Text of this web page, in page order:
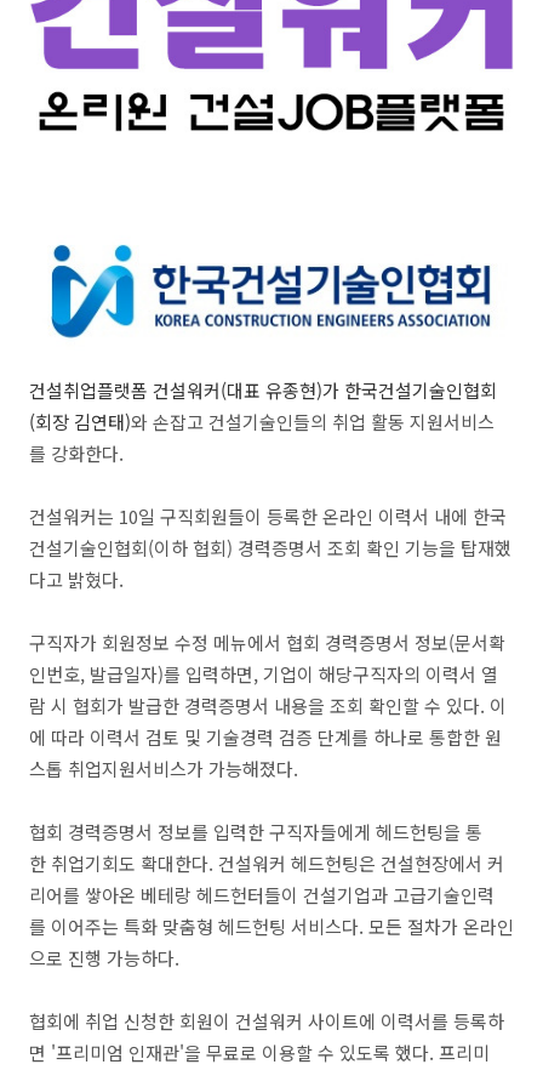
건설취업플랫폼 건설워커(대표 유종현)가 한국건설기술인협회
(회장 김연태)와 손잡고 건설기술인들의 취업 활동 지원서비스
를 강화한다.
건설워커는 10일 구직회원들이 등록한 온라인 이력서 내에 한국
건설기술인협회(이하 협회) 경력증명서 조회 확인 기능을 탑재했
다고 밝혔다.
구직자가 회원정보 수정 메뉴에서 협회 경력증명서 정보(문서확
인번호, 발급일자)를 입력하면, 기업이 해당구직자의 이력서 열
람 시 협회가 발급한 경력증명서 내용을 조회 확인할 수 있다. 이
에 따라 이력서 검토 및 기술경력 검증 단계를 하나로 통합한 원
스톱 취업지원서비스가 가능해졌다.
협회 경력증명서 정보를 입력한 구직자들에게 헤드헌팅을 통
한 취업기회도 확대한다. 건설워커 헤드헌팅은 건설현장에서 커
리어를 쌓아온 베테랑 헤드헌터들이 건설기업과 고급기술인력
를 이어주는 특화 맞춤형 헤드헌팅 서비스다. 모든 절차가 온라인
으로 진행 가능하다.
협회에 취업 신청한 회원이 건설워커 사이트에 이력서를 등록하
면 '프리미엄 인재관'을 무료로 이용할 수 있도록 했다. 프리미